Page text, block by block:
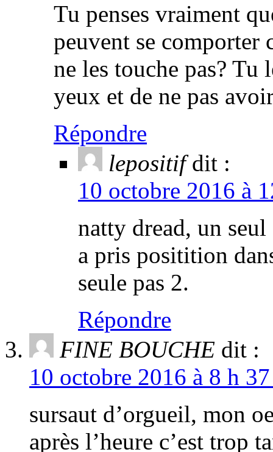
Tu penses vraiment
peuvent se comporter
ne les touche pas? Tu
yeux et de ne pas
Répondre
lepositif dit :
10 octobre 2016 à
natty dread, un
a pris positition
seule pas 2.
Répondre
FINE BOUCHE dit :
10 octobre 2016 à 8 h
sursaut d’orgueil, mon
après l’heure c’est trop